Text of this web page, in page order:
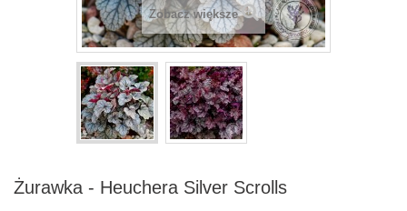
Zobacz większe
Żurawka - Heuchera Silver Scrolls